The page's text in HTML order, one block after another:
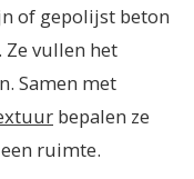
of gepolijst beton
vullen het
Samen met
bepalen ze
ruimte.